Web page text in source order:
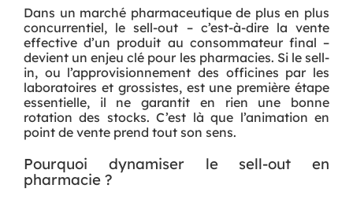
Dans un marché pharmaceutique de plus en plus
concurrentiel, le sell-out – c’est-à-dire la vente
effective d’un produit au consommateur final –
devient un enjeu clé pour les pharmacies. Si le sell-
in, ou l’approvisionnement des officines par les
laboratoires et grossistes, est une première étape
essentielle, il ne garantit en rien une bonne
rotation des stocks. C’est là que l’animation en
point de vente prend tout son sens.
Pourquoi dynamiser le sell-out en
pharmacie ?